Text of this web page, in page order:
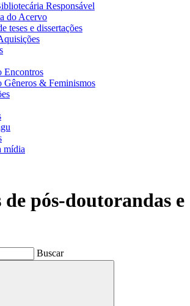
Responsável
do Acervo
teses e dissertações
Encontros
Gêneros & Feminismos
mídia
de pós-doutorandas e
Buscar